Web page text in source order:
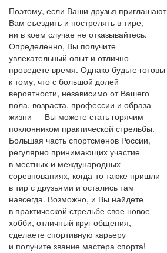
Поэтому, если Ваши друзья приглашают
Вам съездить и пострелять в тире,
ни в коем случае не отказывайтесь.
Определенно, Вы получите
увлекательный опыт и отлично
проведете время. Однако будьте готовы
к тому, что с большой долей
вероятности, независимо от Вашего
пола, возраста, профессии и образа
жизни — Вы можете стать горячим
поклонником практической стрельбы.
Большая часть спортсменов России,
регулярно принимающих участие
в местных и международных
соревнованиях, когда-то также пришли
в тир с друзьями и остались там
навсегда. Возможно, и Вы найдете
в практической стрельбе свое новое
хобби, отличный круг общения,
сделаете спортивную карьеру
и получите звание мастера спорта!